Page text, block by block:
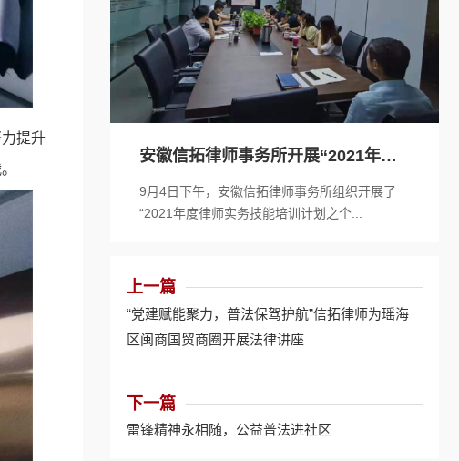
提升
安徽信拓律师事务所开展“2021年度
律师...
9月4日下午，安徽信拓律师事务所组织开展了
“2021年度律师实务技能培训计划之个...
上一篇
“党建赋能聚力，普法保驾护航”信拓律师为瑶海
区闽商国贸商圈开展法律讲座
下一篇
雷锋精神永相随，公益普法进社区